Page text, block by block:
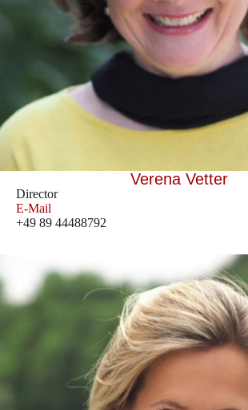
Verena Vetter
Director
E-Mail
+49 89 44488792